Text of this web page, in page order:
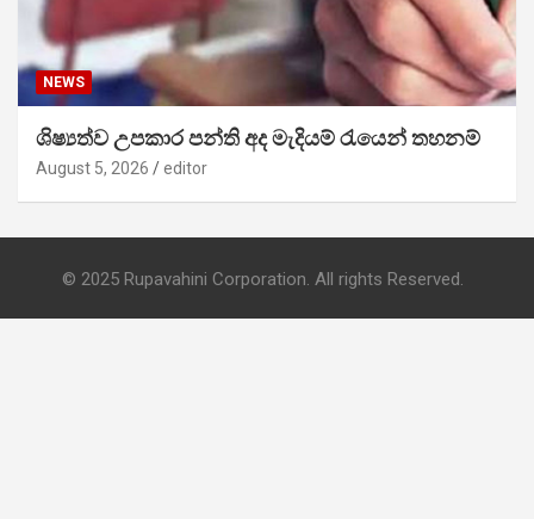
NEWS
ශිෂ්‍යත්ව උපකාර පන්ති අද මැදියම් රැයෙන් තහනම්
August 5, 2026 editor
© 2025 Rupavahini Corporation. All rights Reserved.